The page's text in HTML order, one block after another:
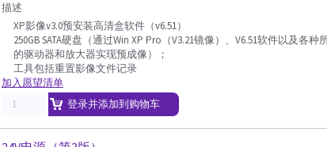
描述
XP影像v3.0预安装高清盒软件（v6.51）
250GB SATA硬盘（通过Win XP Pro（V3.21镜像）、V6.51软件以及各种
的驱动器和放大器实现预成像）；
工具包括重置影像文件记录
加入愿望清单
登录并添加到购物车